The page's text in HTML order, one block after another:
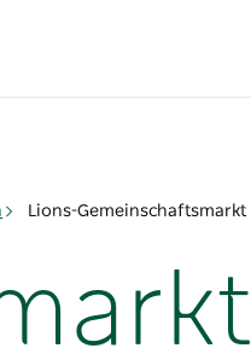
Lions-Gemeinschaftsmarkt